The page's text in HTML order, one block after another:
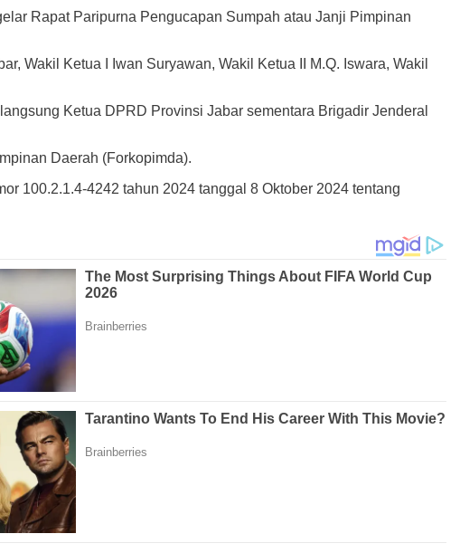
Rapat Paripurna Pengucapan Sumpah atau Janji Pimpinan
Wakil Ketua I Iwan Suryawan, Wakil Ketua II M.Q. Iswara, Wakil
Ketua DPRD Provinsi Jabar sementara Brigadir Jenderal
Daerah (Forkopimda).
100.2.1.4-4242 tahun 2024 tanggal 8 Oktober 2024 tentang